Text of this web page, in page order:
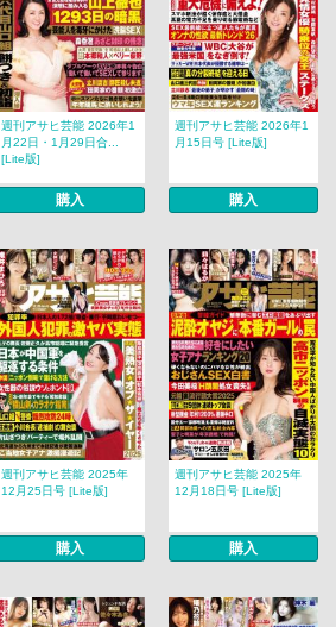
週刊アサヒ芸能 2026年1
月22日・1月29日合...
[Lite版]
購入
週刊アサヒ芸能 2026年1
月15日号 [Lite版]
購入
週刊アサヒ芸能 2025年
12月25日号 [Lite版]
購入
週刊アサヒ芸能 2025年
12月18日号 [Lite版]
購入